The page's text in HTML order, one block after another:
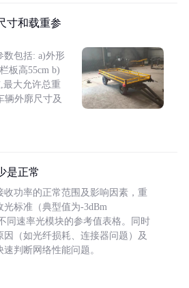
寸和载重参
数包括: a)外形
板高55cm b)
最大允许总重
辆外廓尺寸及
是正常
收功率的正常范围及影响因素，重
光标准（典型值为-3dBm
同速率光模块的参考值表格。同时
（如光纤损耗、连接器问题）及
判断网络性能问题。